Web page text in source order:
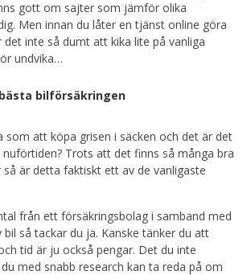
gott om sajter som jämför olika
Men innan du låter en tjänst online göra
inte så dumt att kika lite på vanliga
undvika…
bilförsäkringen
som att köpa grisen i säcken och det är det
Trots att det finns så många bra
är detta faktiskt ett av de vanligaste
från ett försäkringsbolag i samband med
så tackar du ja. Kanske tänker du att
tid är ju också pengar. Det du inte
med snabb research kan ta reda på om